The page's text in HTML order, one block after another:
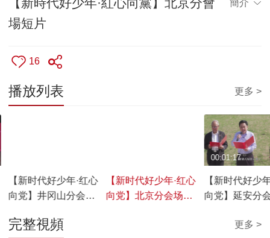
場短片
簡介
16
播放列表 更多 >
【新时代好少年·红心
向党】井冈山分会场
【新时代好少年·红心
向党】北京分会场短
【新时代好少
向党】延安分
00:01:17
完整視頻 更多 >